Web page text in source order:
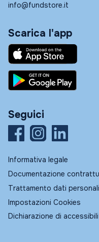
info@fundstore.it
Scarica l'app
Seguici
Informativa legale
Documentazione
Trattamento dati personali
Impostazioni Cookies
Dichiarazione di